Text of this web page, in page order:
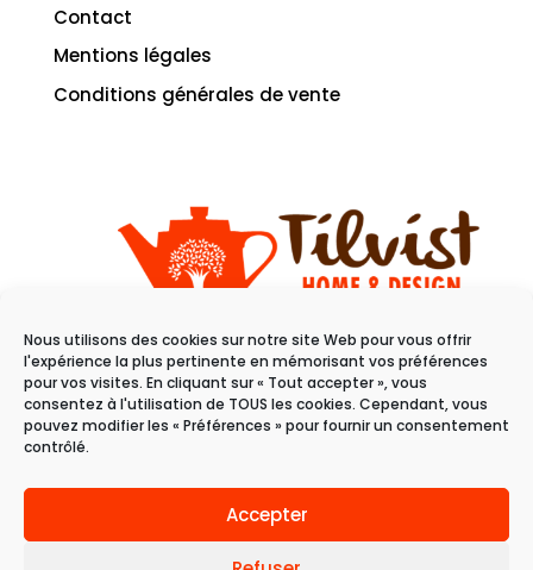
Nous utilisons des cookies sur notre site Web pour vous offrir
l'expérience la plus pertinente en mémorisant vos préférences
pour vos visites. En cliquant sur « Tout accepter », vous
consentez à l'utilisation de TOUS les cookies. Cependant, vous
pouvez modifier les « Préférences » pour fournir un consentement
contrôlé.
Accepter
Contact
Mentions légales
Conditions générales de vente
11 rue du raisin
68100 Mulhouse
Du mardi au samedi